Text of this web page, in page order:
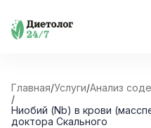
Skip
Главная/Услуги/Анализ
/
Ниобий (Nb) в крови
доктора Скального